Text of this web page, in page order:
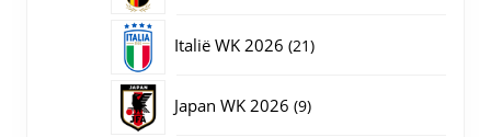
Italië WK 2026 2121
Japan WK 2026 99